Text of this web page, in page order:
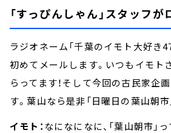
「すっぴんしゃん」スタッフが
ラジオネーム「千葉のイモト大好き
初めてメールします。いつもイモト
らってます！そして今回の古民家企
す。葉山なら是非「日曜日の葉山朝市
イモト： なになになに、「葉山朝市」っ